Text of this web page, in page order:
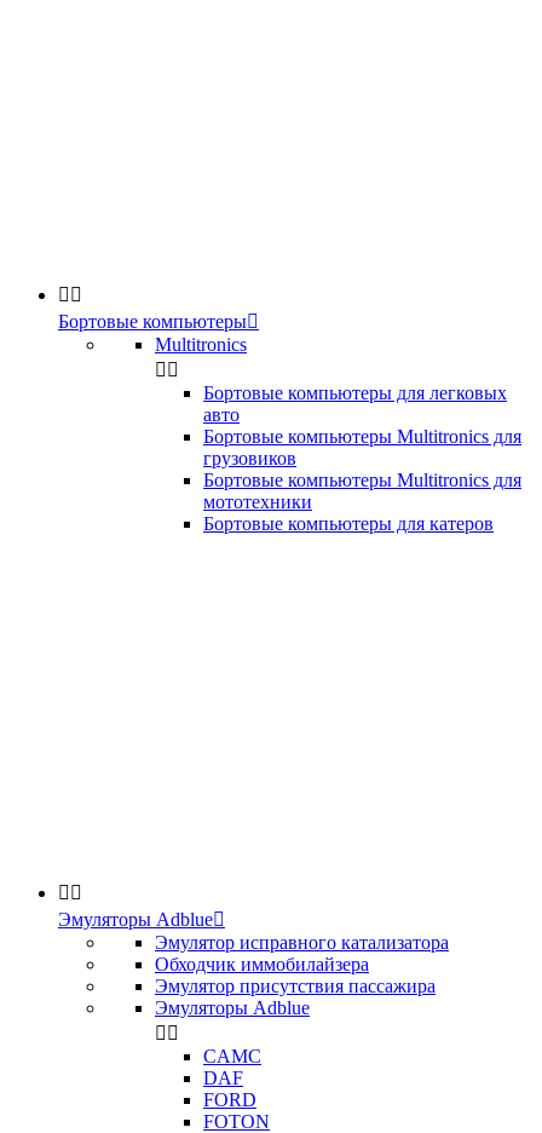
 
Бортовые компьютеры
Multitronics
 
Бортовые компьютеры для легковых
авто
Бортовые компьютеры Multitronics для
грузовиков
Бортовые компьютеры Multitronics для
мототехники
Бортовые компьютеры для катеров
 
Эмуляторы Adblue
Эмулятор исправного катализатора
Обходчик иммобилайзера
Эмулятор присутствия пассажира
Эмуляторы Adblue
 
CAMC
DAF
FORD
FOTON